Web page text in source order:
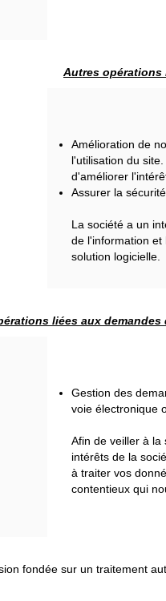
Autres
Amélioration de
l'utilisation du
d'améliorer
Assurer la
La société a un
de l'information et
solution logicielle.
liées aux
Gestion des
voie électronique
Afin de veiller à la
intérêts de la
à traiter vos
contentieux qui
fondée sur un traitement